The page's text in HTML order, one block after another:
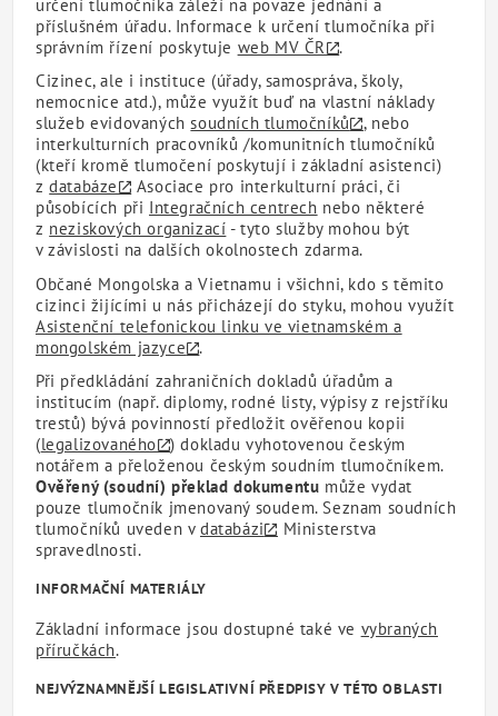
určení tlumočníka záleží na povaze jednání a
příslušném úřadu. Informace k určení tlumočníka při
správním řízení poskytuje web MV ČR
.
Cizinec, ale i instituce (úřady, samospráva, školy,
nemocnice atd.), může využít buď na vlastní náklady
služeb evidovanýchsoudních tlumočníků
, nebo
interkulturních pracovníků /komunitních tlumočníků
(kteří kromě tlumočení poskytují i základní asistenci)
zdatabáze
Asociace pro interkulturní práci, či
působících při Integračních centrech nebo některé
z neziskových organizací - tyto služby mohou být
v závislosti na dalších okolnostech zdarma.
Občané Mongolska a Vietnamu i všichni, kdo s těmito
cizinci žijícími u nás přicházejí do styku, mohou využít
Asistenční telefonickou linku ve vietnamském a
mongolském jazyce
.
Při předkládání zahraničních dokladů úřadům a
institucím (např. diplomy, rodné listy, výpisy z rejstříku
trestů) bývá povinností předložit ověřenou kopii
(legalizovaného
) dokladu vyhotovenou českým
notářem a přeloženou českým soudním tlumočníkem.
Ověřený (soudní) překlad dokumentu může vydat
pouze tlumočník jmenovaný soudem. Seznam soudních
tlumočníků uveden v databázi
Ministerstva
spravedlnosti.
INFORMAČNÍ MATERIÁLY
Základní informace jsou dostupné také ve vybraných
příručkách.
NEJVÝZNAMNĚJŠÍ LEGISLATIVNÍ PŘEDPISY V TÉTO OBLASTI